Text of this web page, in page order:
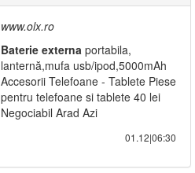
www.olx.ro
Baterie externa portabila,
lanternă,mufa usb/ipod,5000mAh
Accesorii Telefoane - Tablete Piese
pentru telefoane si tablete 40 lei
Negociabil Arad Azi
01.12|06:30